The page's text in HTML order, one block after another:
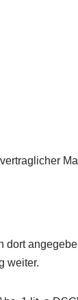
dort
weiter.